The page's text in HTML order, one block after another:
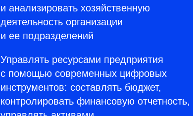
и анализировать хозяйственную
деятельность организации
и ее подразделений
Управлять ресурсами предприятия
с помощью современных цифровых
инструментов: составлять бюджет,
контролировать финансовую отчетность,